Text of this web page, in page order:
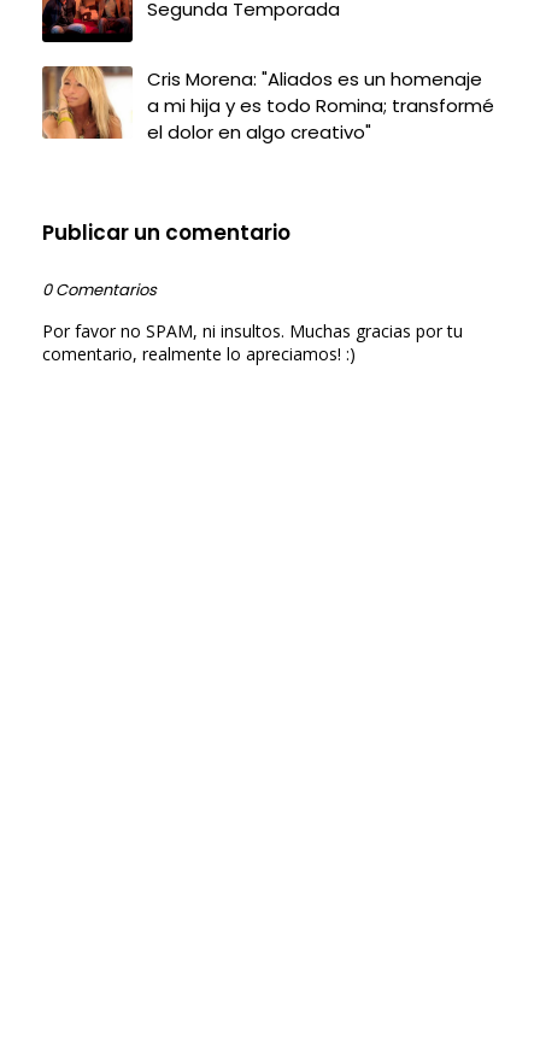
Segunda Temporada
Cris Morena: "Aliados es un homenaje
a mi hija y es todo Romina; transformé
el dolor en algo creativo"
Publicar un comentario
0 Comentarios
Por favor no SPAM, ni insultos. Muchas gracias por tu
comentario, realmente lo apreciamos! :)